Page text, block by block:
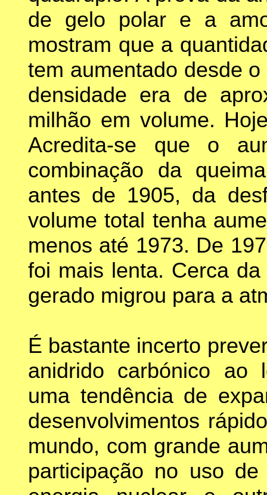
de gelo polar e a
mostram que a
tem aumentado desde
densidade era de
milhão em volume.
Acredita-se que o
combinação da
antes de 1905, da
volume total tenha
menos até 1973. De
foi mais lenta. Cerca
gerado migrou para a
É bastante incerto
anidrido carbónico ao
uma tendência de
desenvolvimentos
mundo, com grande
participação no uso